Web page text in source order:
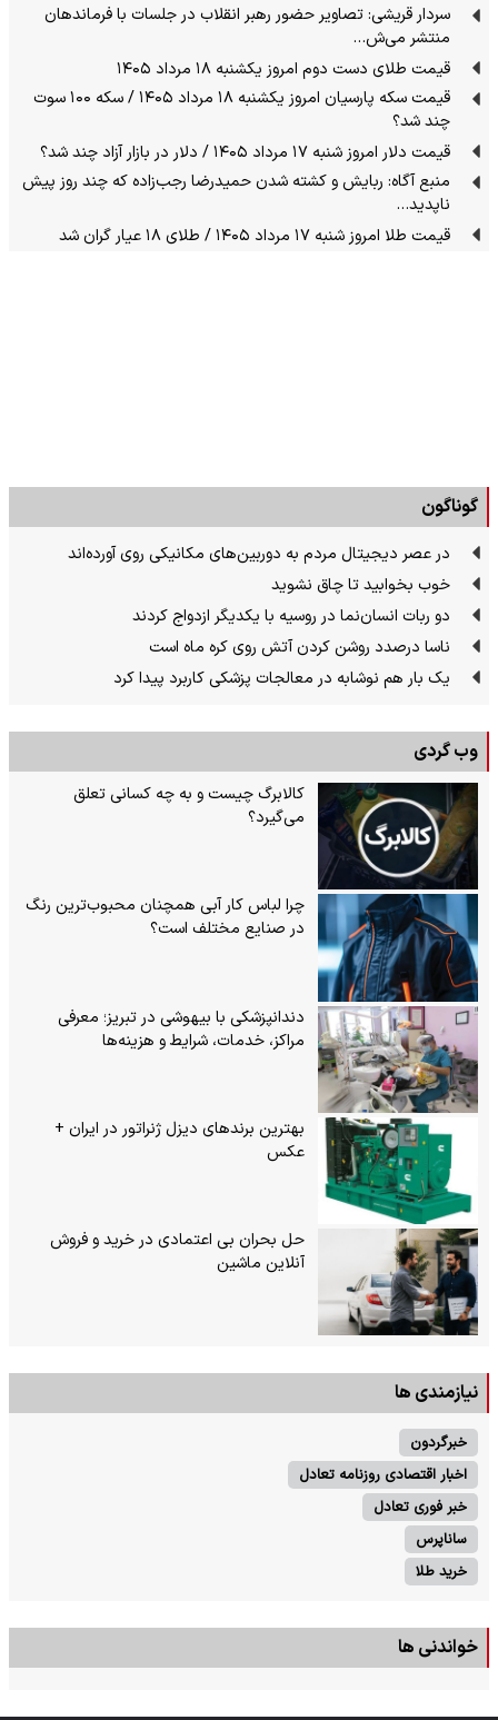
سردار قریشی: تصاویر حضور رهبر انقلاب در جلسات با فرماندهان
منتشر می‌ش…
قیمت طلای دست دوم امروز یکشنبه ۱۸ مرداد ۱۴۰۵
قیمت سکه پارسیان امروز یکشنبه ۱۸ مرداد ۱۴۰۵ / سکه ۱۰۰ سوت
چند شد؟
قیمت دلار امروز شنبه ۱۷ مرداد ۱۴۰۵ / دلار در بازار آزاد چند شد؟
منبع آگاه: ربایش و کشته شدن حمیدرضا رجب‌زاده که چند روز پیش
ناپدید…
قیمت طلا امروز شنبه ۱۷ مرداد ۱۴۰۵ / طلای ۱۸ عیار گران شد
گوناگون
در عصر دیجیتال مردم به دوربین‌های مکانیکی روی آورده‌اند
خوب بخوابید تا چاق نشوید
دو ربات انسان‌نما در روسیه با یکدیگر ازدواج کردند
ناسا درصدد روشن کردن آتش روی کره ماه است
یک بار هم نوشابه در معالجات پزشکی کاربرد پیدا کرد
وب گردی
کالابرگ چیست و به چه کسانی تعلق
می‌گیرد؟
چرا لباس کار آبی همچنان محبوب‌ترین رنگ
در صنایع مختلف است؟
دندانپزشکی با بیهوشی در تبریز؛ معرفی
مراکز، خدمات، شرایط و هزینه‌ها
بهترین برندهای دیزل ژنراتور در ایران +
عکس
حل بحران بی‌ اعتمادی در خرید و فروش
آنلاین ماشین
نیازمندی ها
خبرگردون
اخبار اقتصادی روزنامه تعادل
خبر فوری تعادل
ساناپرس
خرید طلا
خواندنی ها